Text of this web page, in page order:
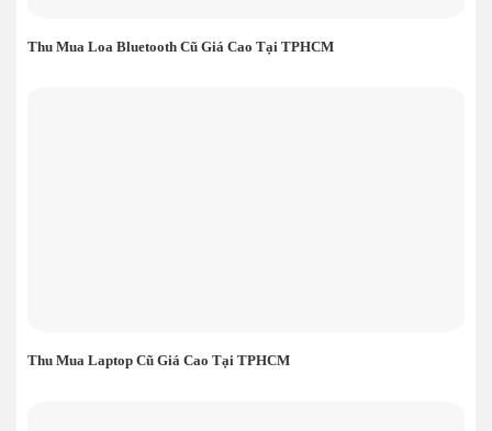
Thu Mua Loa Bluetooth Cũ Giá Cao Tại TPHCM
Thu Mua Laptop Cũ Giá Cao Tại TPHCM